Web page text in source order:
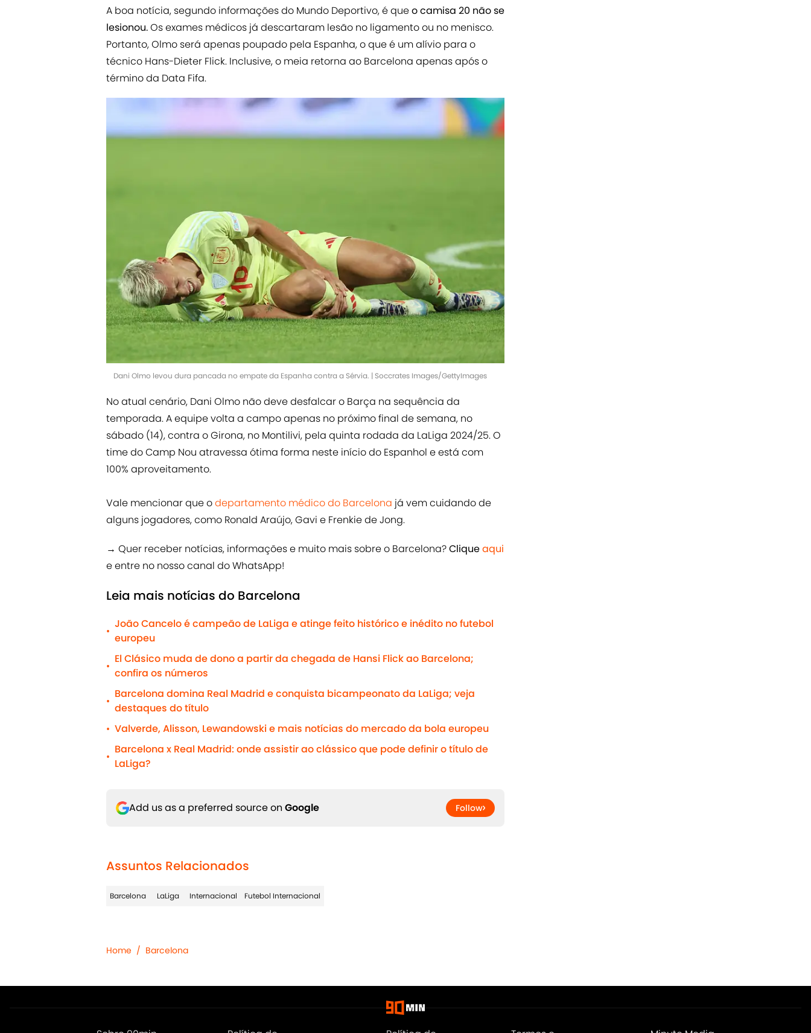
A boa notícia, segundo informações do Mundo Deportivo, é queo camisa 20 não se
lesionou.Os exames médicos já descartaram lesão no ligamento ou no menisco.
Portanto, Olmo será apenas poupado pela Espanha, o que é um alívio para o
técnico Hans-Dieter Flick. Inclusive, o meia retorna ao Barcelona apenas após o
término da Data Fifa.
Dani Olmo levou dura pancada no empate da Espanha contra a Sérvia. | Soccrates Images/GettyImages
No atual cenário, Dani Olmo não deve desfalcar o Barça na sequência da
temporada. A equipe volta a campo apenas no próximo final de semana, no
sábado (14), contra o Girona, no Montilivi, pela quinta rodada da LaLiga 2024/25. O
time do Camp Nou atravessa ótima forma neste início do Espanhol e está com
100% aproveitamento.
Vale mencionar que odepartamento médico do Barcelona já vem cuidando de
alguns jogadores, como Ronald Araújo, Gavi e Frenkie de Jong.
→ Quer receber notícias, informações e muito mais sobre o Barcelona?Cliqueaqui
e entre no nosso canal do WhatsApp!
Leia mais notícias do Barcelona
•
João Cancelo é campeão de LaLiga e atinge feito histórico e inédito no futebol
europeu
•
El Clásico muda de dono a partir da chegada de Hansi Flick ao Barcelona;
confira os números
•
Barcelona domina Real Madrid e conquista bicampeonato da LaLiga; veja
destaques do título
• Valverde, Alisson, Lewandowski e mais notícias do mercado da bola europeu
•
Barcelona x Real Madrid: onde assistir ao clássico que pode definir o título de
LaLiga?
Add us as a preferred source on Google Follow
Assuntos Relacionados
Barcelona LaLiga Internacional Futebol Internacional
Home / Barcelona